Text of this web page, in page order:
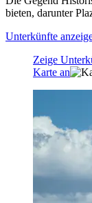
bieten, darunter
Unterkünfte
Zeige
Karte an